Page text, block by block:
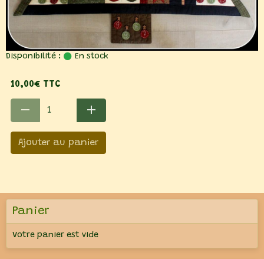
Disponibilité : En stock
10,00€ TTC
Ajouter au panier
Panier
Votre panier est vide